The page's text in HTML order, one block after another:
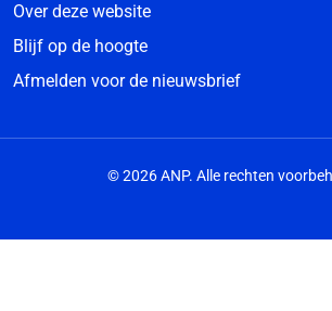
Over deze website
Blijf op de hoogte
Afmelden voor de nieuwsbrief
© 2026 ANP. Alle rechten